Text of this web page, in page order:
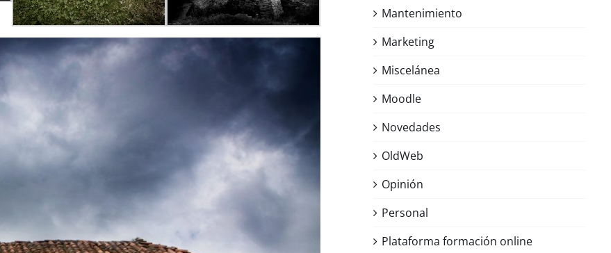
Mantenimiento
Marketing
Miscelánea
Moodle
Novedades
OldWeb
Opinión
Personal
Plataforma formación online